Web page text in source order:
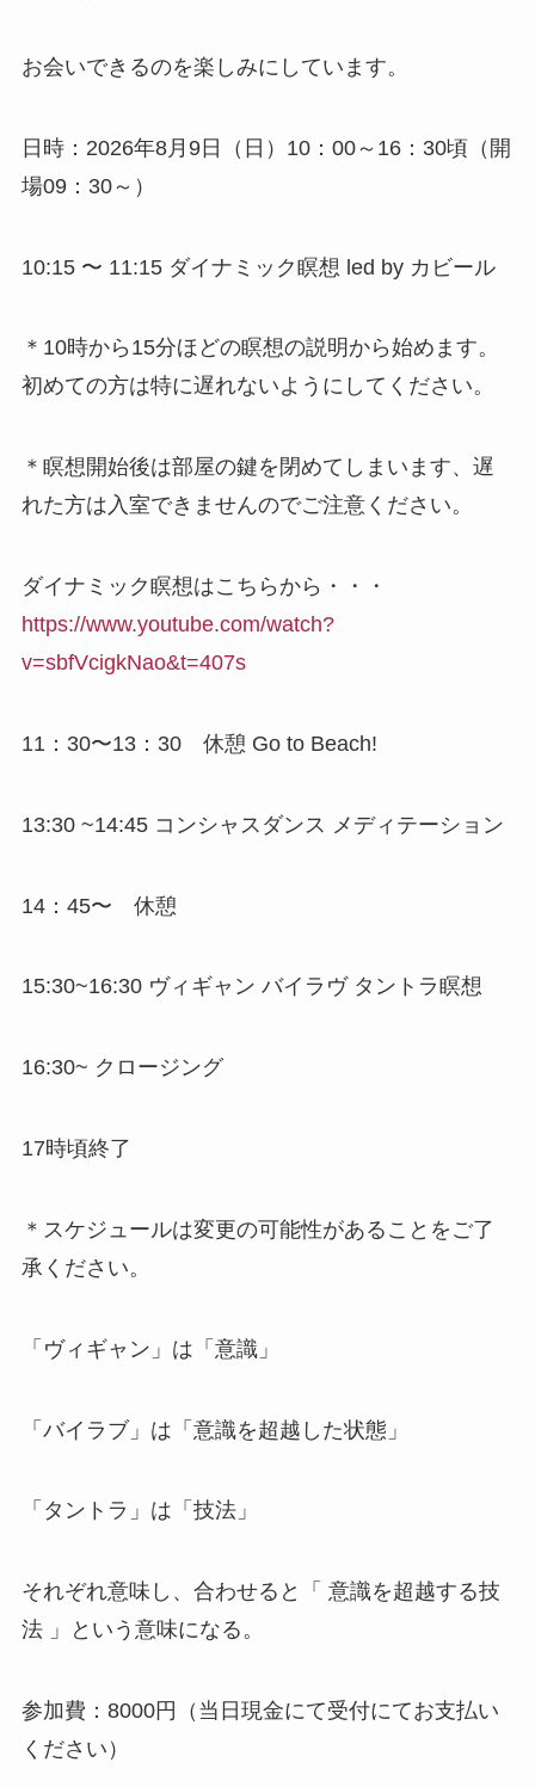
お会いできるのを楽しみにしています。
日時：2026年8月9日（日）10：00～16：30頃（開
場09：30～）
10:15 〜 11:15 ダイナミック瞑想 led by カビール
＊10時から15分ほどの瞑想の説明から始めます。
初めての方は特に遅れないようにしてください。
＊瞑想開始後は部屋の鍵を閉めてしまいます、遅
れた方は入室できませんのでご注意ください。
ダイナミック瞑想はこちらから・・・
https://www.youtube.com/watch?
v=sbfVcigkNao&t=407s
11：30〜13：30 休憩 Go to Beach!
13:30 ~14:45 コンシャスダンス メディテーション
14：45〜 休憩
15:30~16:30 ヴィギャン バイラヴ タントラ瞑想
16:30~ クロージング
17時頃終了
＊スケジュールは変更の可能性があることをご了
承ください。
「ヴィギャン」は「意識」
「バイラブ」は「意識を超越した状態」
「タントラ」は「技法」
それぞれ意味し、合わせると「 意識を超越する技
法 」という意味になる。
参加費：8000円（当日現金にて受付にてお支払い
ください）